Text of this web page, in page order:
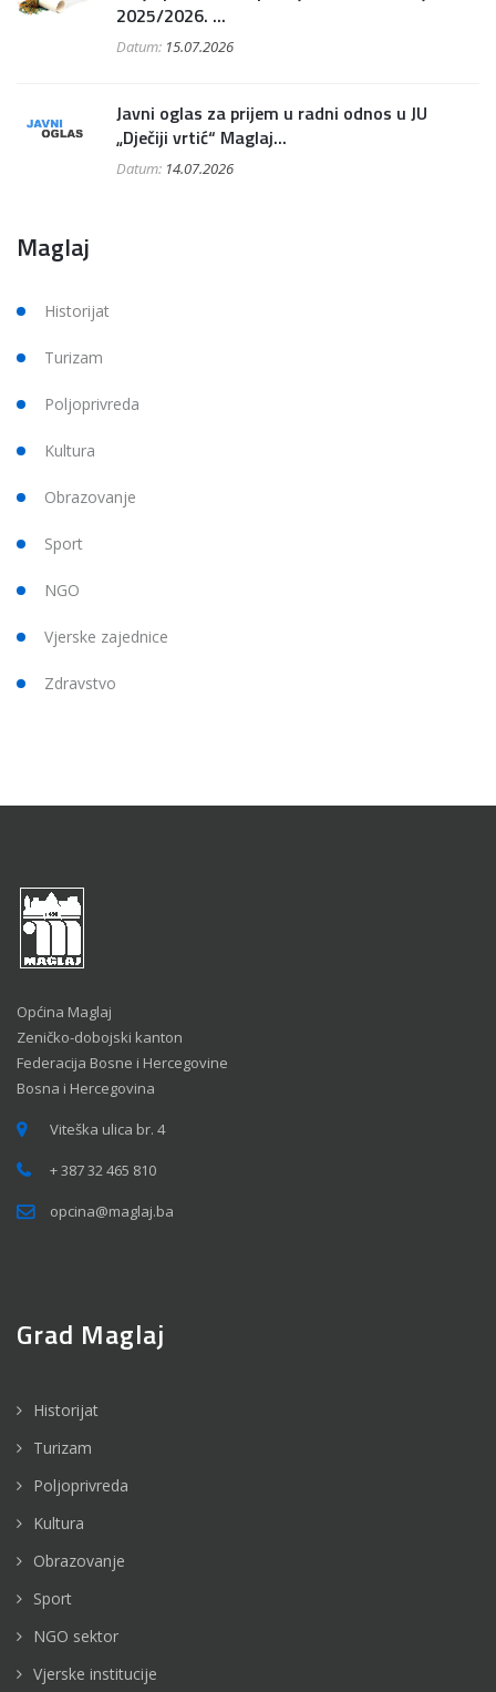
2025/2026. ...
Datum: 15.07.2026
Javni oglas za prijem u radni odnos u JU
„Dječiji vrtić“ Maglaj...
Datum: 14.07.2026
Maglaj
Historijat
Turizam
Poljoprivreda
Kultura
Obrazovanje
Sport
NGO
Vjerske zajednice
Zdravstvo
Općina Maglaj
Zeničko-dobojski kanton
Federacija Bosne i Hercegovine
Bosna i Hercegovina
Viteška ulica br. 4
+ 387 32 465 810
opcina@maglaj.ba
Grad Maglaj
Historijat
Turizam
Poljoprivreda
Kultura
Obrazovanje
Sport
NGO sektor
Vjerske institucije